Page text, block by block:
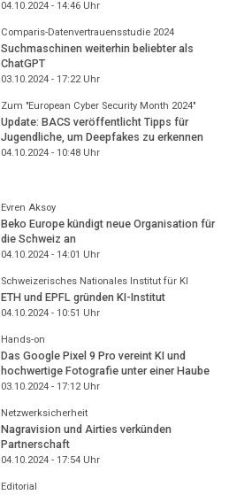
04.10.2024 - 14:46Uhr
Comparis-Datenvertrauensstudie 2024
Suchmaschinen weiterhin beliebter als
ChatGPT
03.10.2024 - 17:22Uhr
Zum "European Cyber Security Month 2024"
Update: BACS veröffentlicht Tipps für
Jugendliche, um Deepfakes zu erkennen
04.10.2024 - 10:48Uhr
Evren Aksoy
Beko Europe kündigt neue Organisation für
die Schweiz an
04.10.2024 - 14:01 Uhr
Schweizerisches Nationales Institut für KI
ETH und EPFL gründen KI-Institut
04.10.2024 - 10:51 Uhr
Hands-on
Das Google Pixel 9 Pro vereint KI und
hochwertige Fotografie unter einer Haube
03.10.2024 - 17:12Uhr
Netzwerksicherheit
Nagravision und Airties verkünden
Partnerschaft
04.10.2024 - 17:54Uhr
Editorial